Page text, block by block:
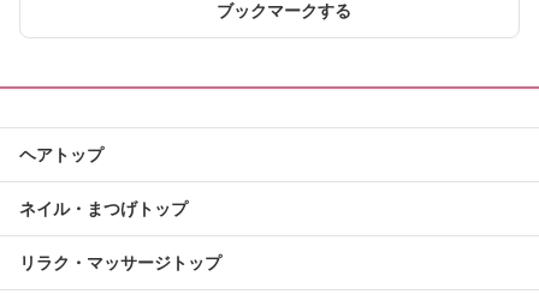
ブックマークする
ヘアトップ
ネイル・まつげトップ
リラク・マッサージトップ